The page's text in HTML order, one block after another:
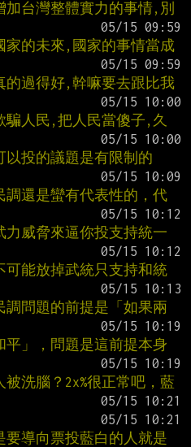
台灣整體實力的事情,別
家的未來,國家的事情當成
的過得好,幹嘛要去跟比我
騙人民,把人民當傻子,久
投的議題是有限制的
還是蠻有代表性的，代
威脅來逼你投支持統一
能放掉武統只支持和統
問題的前提是「如果兩
」，問題是這前提本身
洗腦？2x%很正常吧，藍
導向票投藍白的人就是